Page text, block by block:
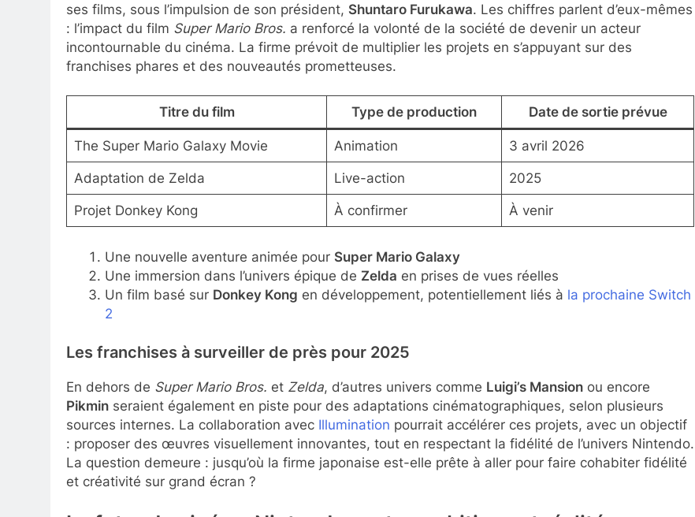
ses films, sous l’impulsion de son président, Shuntaro Furukawa. Les chiffres parlent d’eux-mêmes
: l’impact du film Super Mario Bros. a renforcé la volonté de la société de devenir un acteur
incontournable du cinéma. La firme prévoit de multiplier les projets en s’appuyant sur des
franchises phares et des nouveautés prometteuses.
Titre du film Type de production Date de sortie prévue
The Super Mario Galaxy Movie Animation 3 avril 2026
Adaptation de Zelda Live-action 2025
Projet Donkey Kong À confirmer À venir
Une nouvelle aventure animée pour Super Mario Galaxy
Une immersion dans l’univers épique de Zelda en prises de vues réelles
Un film basé sur Donkey Kong en développement, potentiellement liés à la prochaine Switch
2
Les franchises à surveiller de près pour 2025
En dehors de Super Mario Bros. et Zelda, d’autres univers comme Luigi’s Mansion ou encore
Pikmin seraient également en piste pour des adaptations cinématographiques, selon plusieurs
sources internes. La collaboration avec Illumination pourrait accélérer ces projets, avec un objectif
: proposer des œuvres visuellement innovantes, tout en respectant la fidélité de l’univers Nintendo.
La question demeure : jusqu’où la firme japonaise est-elle prête à aller pour faire cohabiter fidélité
et créativité sur grand écran ?